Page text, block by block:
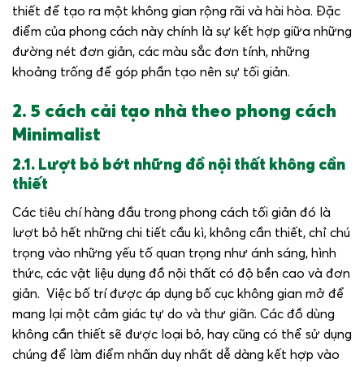
thiết để tạo ra một không gian rộng rãi và hài hòa. Đặc
điểm của phong cách này chính là sự kết hợp giữa những
đường nét đơn giản, các màu sắc đơn tính, những
khoảng trống để góp phần tạo nên sự tối giản.
2. 5 cách cải tạo nhà theo phong cách
Minimalist
2.1. Lượt bỏ bớt những đồ nội thất không cần
thiết
Các tiêu chí hàng đầu trong phong cách tối giản đó là
lượt bỏ hết những chi tiết cầu kì, không cần thiết, chỉ chú
trọng vào những yếu tố quan trọng như ánh sáng, hình
thức, các vật liệu dụng đồ nội thất có độ bền cao và đơn
giản. Việc bố trí được áp dụng bố cục không gian mở để
mang lại một cảm giác tự do và thư giãn. Các đồ dùng
không cần thiết sẽ được loại bỏ, hay cũng có thể sử dụng
chúng để làm điểm nhấn duy nhất dễ dàng kết hợp vào